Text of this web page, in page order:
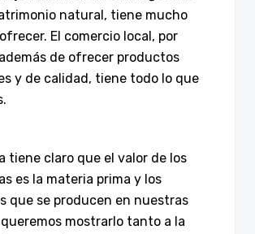
natural, tiene mucho
El comercio local, por
de ofrecer productos
y de calidad, tiene todo lo que
tiene claro que el valor de los
es la materia prima y los
que se producen en nuestras
mostrarlo tanto a la